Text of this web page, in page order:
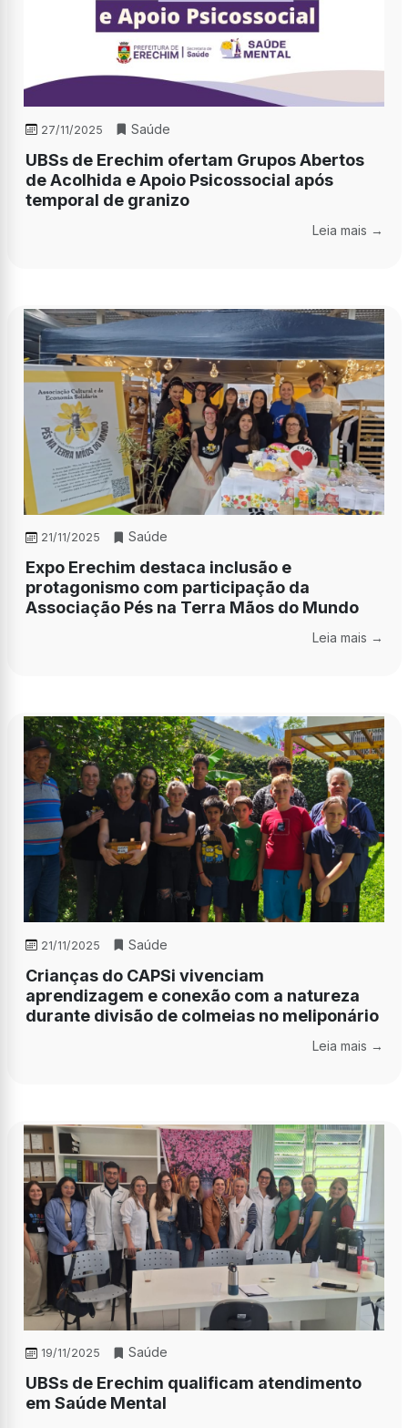
27/11/2025 Saúde
UBSs de Erechim ofertam Grupos Abertos
de Acolhida e Apoio Psicossocial após
temporal de granizo
Leia mais →
21/11/2025 Saúde
Expo Erechim destaca inclusão e
protagonismo com participação da
Associação Pés na Terra Mãos do Mundo
Leia mais →
21/11/2025 Saúde
Crianças do CAPSi vivenciam
aprendizagem e conexão com a natureza
durante divisão de colmeias no meliponário
Leia mais →
19/11/2025 Saúde
UBSs de Erechim qualificam atendimento
em Saúde Mental